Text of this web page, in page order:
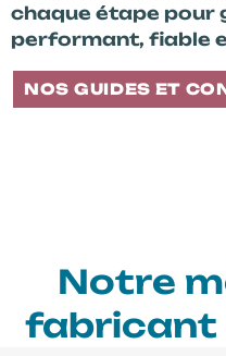
chaque étape
performant, fiable
NOS GUIDES ET
Notre
fabricant